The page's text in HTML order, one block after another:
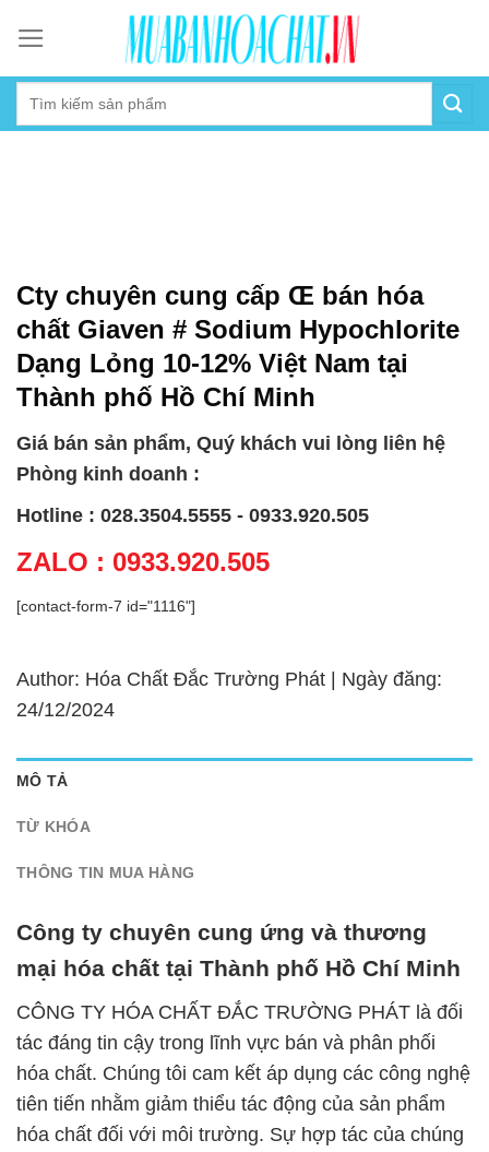
content
Cty chuyên cung cấp Œ bán hóa
chất Giaven # Sodium Hypochlorite
Dạng Lỏng 10-12% Việt Nam tại
Thành phố Hồ Chí Minh
Giá bán sản phẩm, Quý khách vui lòng liên hệ
Phòng kinh doanh :
Hotline : 028.3504.5555 - 0933.920.505
ZALO : 0933.920.505
[contact-form-7 id="1116"]
Author: Hóa Chất Đắc Trường Phát | Ngày đăng:
24/12/2024
MÔ TẢ
TỪ KHÓA
THÔNG TIN MUA HÀNG
Công ty chuyên cung ứng và thương
mại hóa chất tại Thành phố Hồ Chí Minh
CÔNG TY HÓA CHẤT ĐẮC TRƯỜNG PHÁT là đối
tác đáng tin cậy trong lĩnh vực bán và phân phối
hóa chất. Chúng tôi cam kết áp dụng các công nghệ
tiên tiến nhằm giảm thiểu tác động của sản phẩm
hóa chất đối với môi trường. Sự hợp tác của chúng